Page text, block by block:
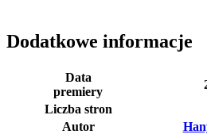
Dodatkowe informacje
Data
premiery
Liczba stron
Autor